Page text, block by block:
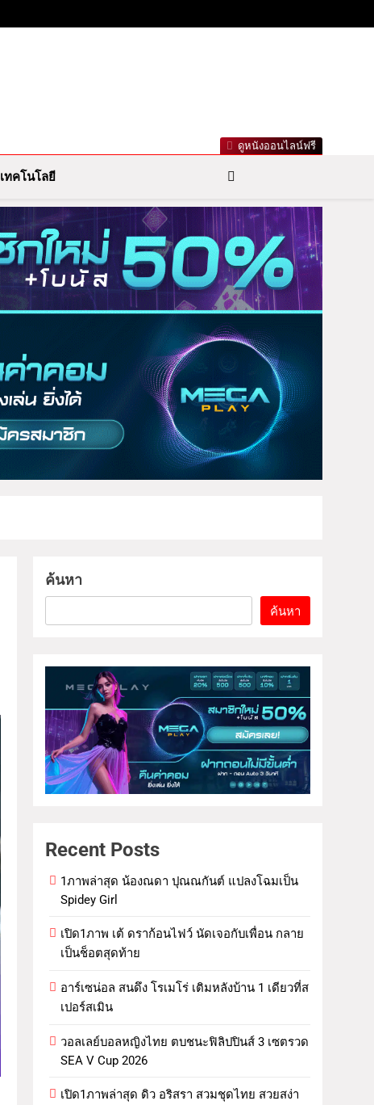
ดูหนังออนไลน์ฟรี
เทคโนโลยี
ค้นหา
ค้นหา
Recent Posts
1ภาพล่าสุด น้องณดา ปุณณกันต์ แปลงโฉมเป็น
Spidey Girl
เปิด1ภาพ เต้ ดราก้อนไฟว์ นัดเจอกับเพื่อน กลาย
เป็นช็อตสุดท้าย
อาร์เซน่อล สนดึง โรเมโร่ เติมหลังบ้าน 1 เดียวที่ส
เปอร์สเมิน
วอลเลย์บอลหญิงไทย ตบชนะฟิลิปปินส์ 3 เซตรวด
SEA V Cup 2026
เปิด1ภาพล่าสุด ดิว อริสรา สวมชุดไทย สวยสง่า